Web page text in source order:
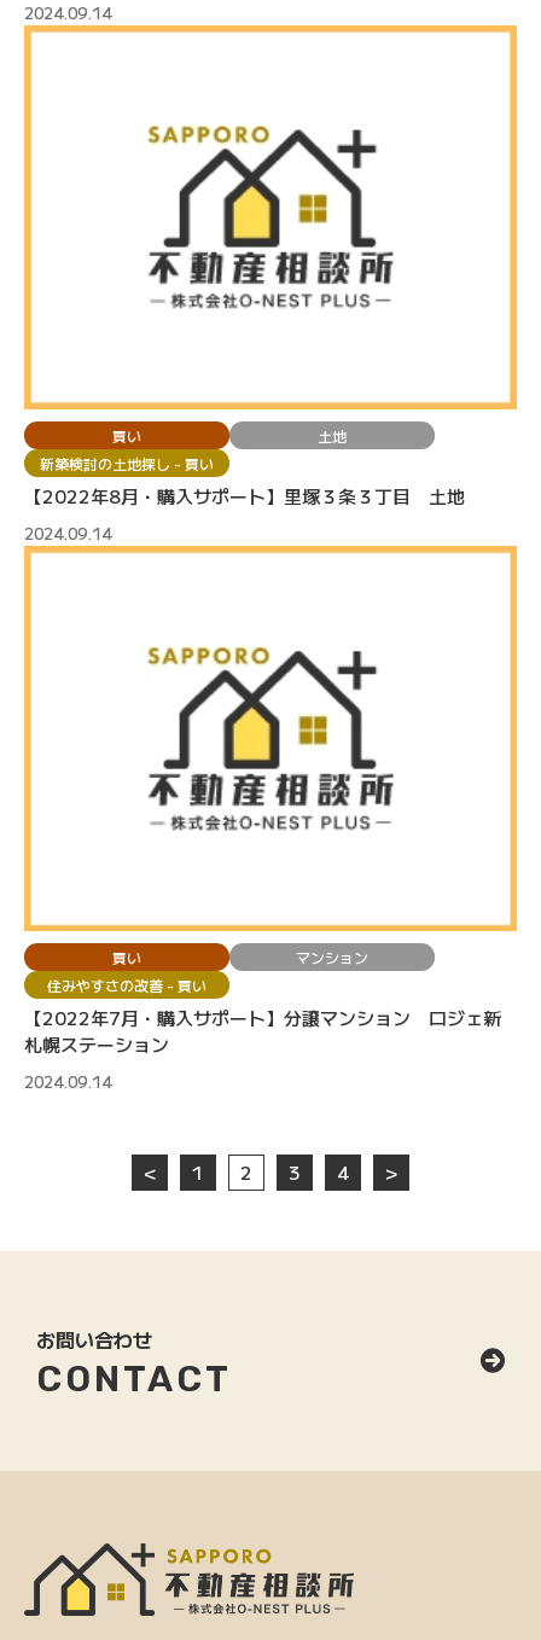
2024.09.14
買い
土地
新築検討の土地探し - 買い
【2022年8月・購入サポート】里塚３条３丁目 土地
2024.09.14
買い
マンション
住みやすさの改善 - 買い
【2022年7月・購入サポート】分譲マンション ロジェ新
札幌ステーション
2024.09.14
< 1 2 3 4 >
お問い合わせ
CONTACT